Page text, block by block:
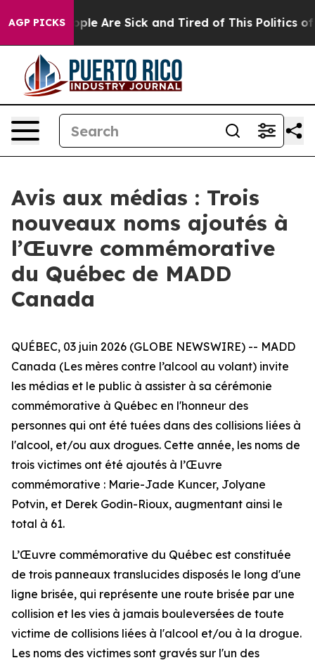
AGP PICKS
“People Are Sick and Tired of This Politics of
Avis aux médias : Trois
nouveaux noms ajoutés à
l’Œuvre commémorative
du Québec de MADD
Canada
QUÉBEC, 03 juin 2026 (GLOBE NEWSWIRE) -- MADD
Canada (Les mères contre l’alcool au volant) invite
les médias et le public à assister à sa cérémonie
commémorative à Québec en l'honneur des
personnes qui ont été tuées dans des collisions liées à
l'alcool, et/ou aux drogues. Cette année, les noms de
trois victimes ont été ajoutés à l’Œuvre
commémorative : Marie-Jade Kuncer, Jolyane
Potvin, et Derek Godin-Rioux, augmentant ainsi le
total à 61.
L’Œuvre commémorative du Québec est constituée
de trois panneaux translucides disposés le long d'une
ligne brisée, qui représente une route brisée par une
collision et les vies à jamais bouleversées de toute
victime de collisions liées à l'alcool et/ou à la drogue.
Les noms des victimes sont gravés sur l'un des